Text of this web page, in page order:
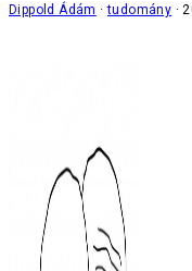
Dippold Ádám tudomány